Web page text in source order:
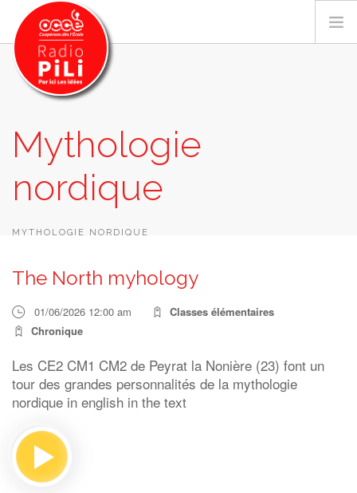
GRILLE DES PROGRAMMES
EMISSIONS / PODCASTS
SUR LE TERRITOIRE
RESSOURCES
RECHERCHER
Mythologie
nordique
MYTHOLOGIE NORDIQUE
The North myhology
01/06/2026 12:00 am
Classes élémentaires
Chronique
Les CE2 CM1 CM2 de Peyrat la Nonière (23) font un
tour des grandes personnalités de la mythologie
nordique in english in the text